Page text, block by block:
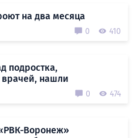
на два месяца
0 410
подростка,
нашли
0 474
Воронеж»